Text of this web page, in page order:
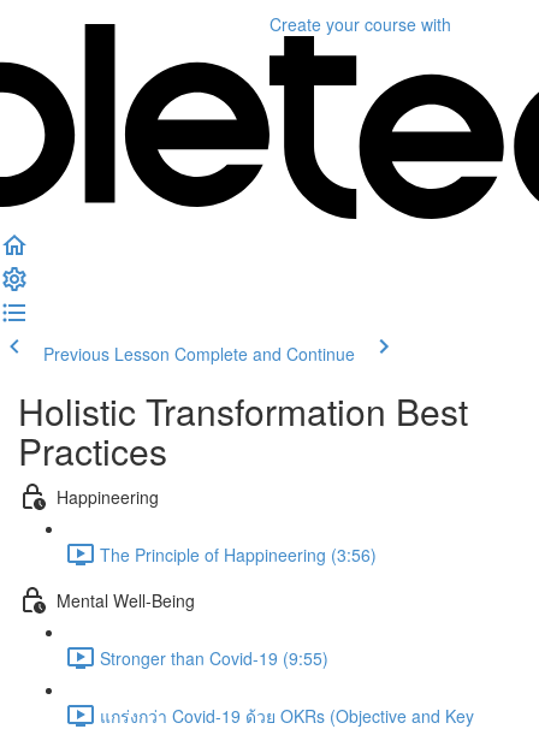
Create your course with
Previous Lesson Complete and Continue
Holistic Transformation Best
Practices
Happineering
The Principle of Happineering (3:56)
Mental Well-Being
Stronger than Covid-19 (9:55)
แกร่งกว่า Covid-19 ด้วย OKRs (Objective and Key